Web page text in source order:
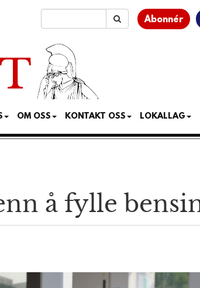
Abonnér
OM OSS KONTAKT OSS LOKALLAG
å fylle